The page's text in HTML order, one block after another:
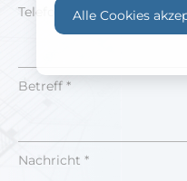
Telefonnummer
Betreff *
Nachricht *
Alle Cookies